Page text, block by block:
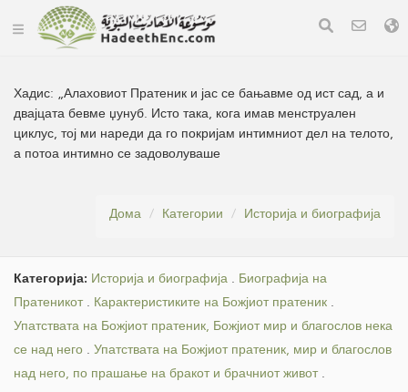
Хадис: „Алаховиот Пратеник и јас се бањавме од ист сад, а и
двајцата бевме џунуб. Исто така, кога имав менструален
циклус, тој ми нареди да го покријам интимниот дел на телото,
а потоа интимно се задоволуваше
Дома Категории Историја и биографија
Категорија: Историја и биографија . Биографија на
Пратеникот. Карактеристиките на Божјиот пратеник .
Упатствата на Божјиот пратеник, Божјиот мир и благослов нека
се над него . Упатствата на Божјиот пратеник, мир и благослов
над него, по прашање на бракот и брачниот живот.